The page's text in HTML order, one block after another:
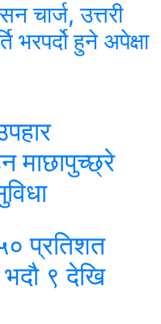
चार्ज, उत्तरी
भरपर्दो हुने अपेक्षा
माछापुच्छ्रे
५० प्रतिशत
भदौ ९ देखि